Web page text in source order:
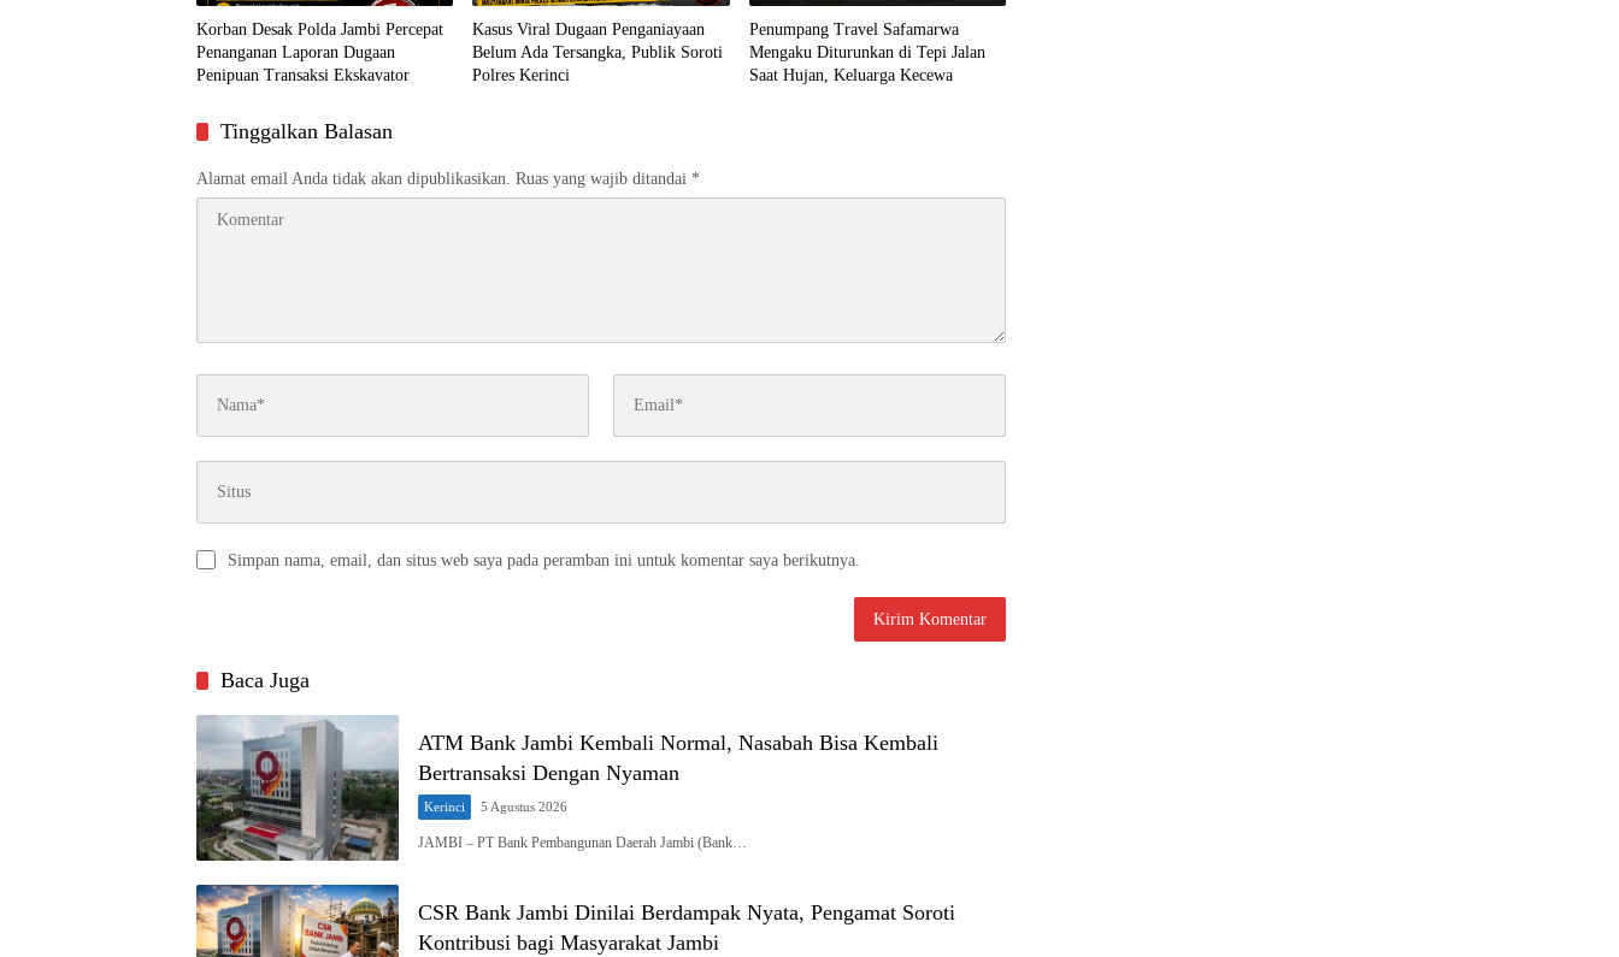
Korban Desak Polda Jambi Percepat
Penanganan Laporan Dugaan
Penipuan Transaksi Ekskavator
Kasus Viral Dugaan Penganiayaan
Belum Ada Tersangka, Publik Soroti
Polres Kerinci
Penumpang Travel Safamarwa
Mengaku Diturunkan di Tepi Jalan
Saat Hujan, Keluarga Kecewa
Tinggalkan Balasan
Alamat email Anda tidak akan dipublikasikan. Ruas yang wajib ditandai *
Simpan nama, email, dan situs web saya pada peramban ini untuk komentar saya berikutnya.
Baca Juga
ATM Bank Jambi Kembali Normal, Nasabah Bisa Kembali
Bertransaksi Dengan Nyaman
Kerinci 5 Agustus 2026
JAMBI – PT Bank Pembangunan Daerah Jambi (Bank…
CSR Bank Jambi Dinilai Berdampak Nyata, Pengamat Soroti
Kontribusi bagi Masyarakat Jambi